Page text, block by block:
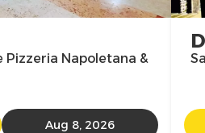
Pizzeria Napoletana &
Aug 8, 2026